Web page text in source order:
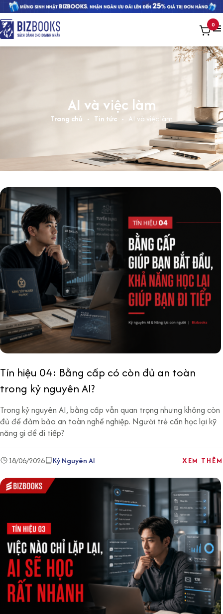
0
AI và việc làm
Trang chủ - Tin tức - AI và việc làm
Tín hiệu 04: Bằng cấp có còn đủ an toàn
trong kỷ nguyên AI?
Trong kỷ nguyên AI, bằng cấp vẫn quan trọng nhưng không còn
đủ để đảm bảo an toàn nghề nghiệp. Người trẻ cần học lại kỹ
năng gì để đi tiếp?
18/06/2026 Kỷ Nguyên AI XEM THÊM